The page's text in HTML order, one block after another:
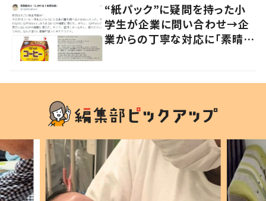
“紙パック”に疑問を持った小
学生が企業に問い合わせ→企
業からの丁寧な対応に「素晴ら